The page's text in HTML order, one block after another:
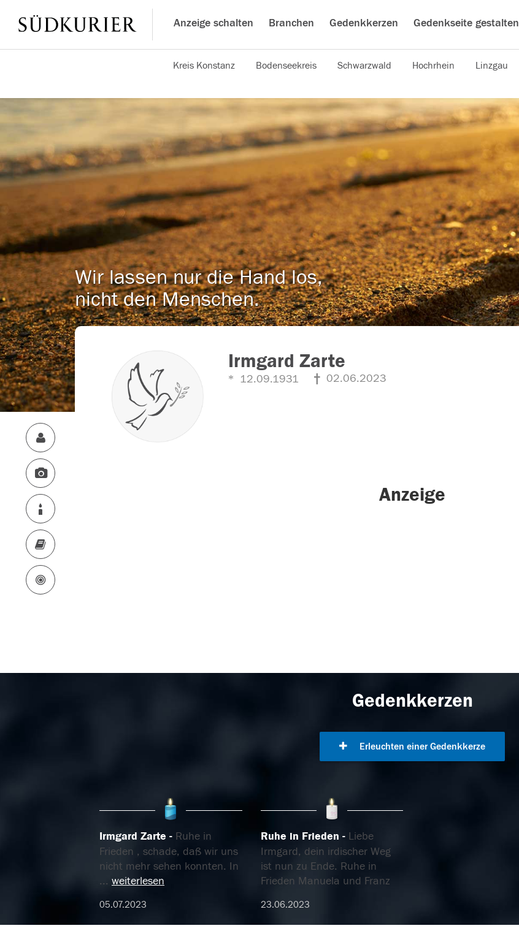
Anzeige schalten Branchen Gedenkkerzen Gedenkseite gestalten
Kreis Konstanz Bodenseekreis Schwarzwald Hochrhein Linzgau
Wir lassen nur die Hand los,
nicht den Menschen.
Irmgard Zarte
12.09.1931 02.06.2023
Anzeige
Gedenkkerzen
Erleuchten einer Gedenkkerze
Irmgard Zarte
Ruhe in
Frieden , schade, daß wir uns
nicht mehr sehen konnten. In
... weiterlesen
05.07.2023
Ruhe in Frieden
Liebe
Irmgard, dein irdischer Weg
ist nun zu Ende. Ruhe in
Frieden Manuela und Franz
23.06.2023